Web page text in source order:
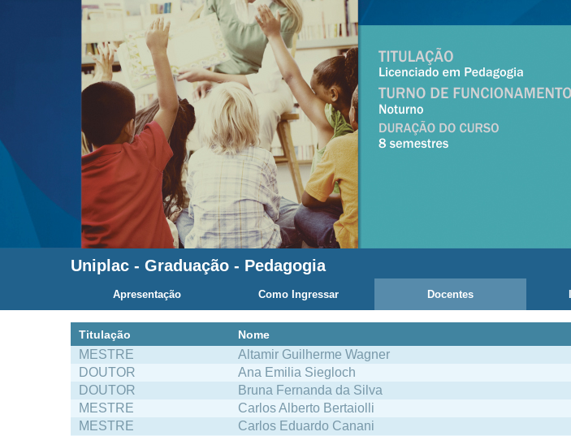
Uniplac - Graduação - Pedagogia
Apresentação Como Ingressar Docentes
Titulação Nome
MESTRE Altamir Guilherme Wagner
DOUTOR
Ana Emilia Siegloch
DOUTOR
Bruna Fernanda da Silva
MESTRE
Carlos Alberto Bertaiolli
MESTRE
Carlos Eduardo Canani